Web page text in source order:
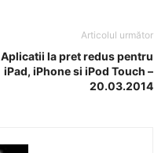
Articolul următor
Aplicatii la pret redus pentru
iPad, iPhone si iPod Touch –
20.03.2014